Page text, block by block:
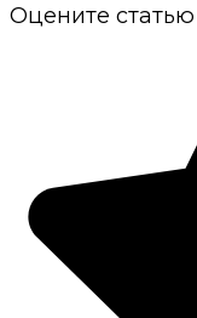
Оцените статью